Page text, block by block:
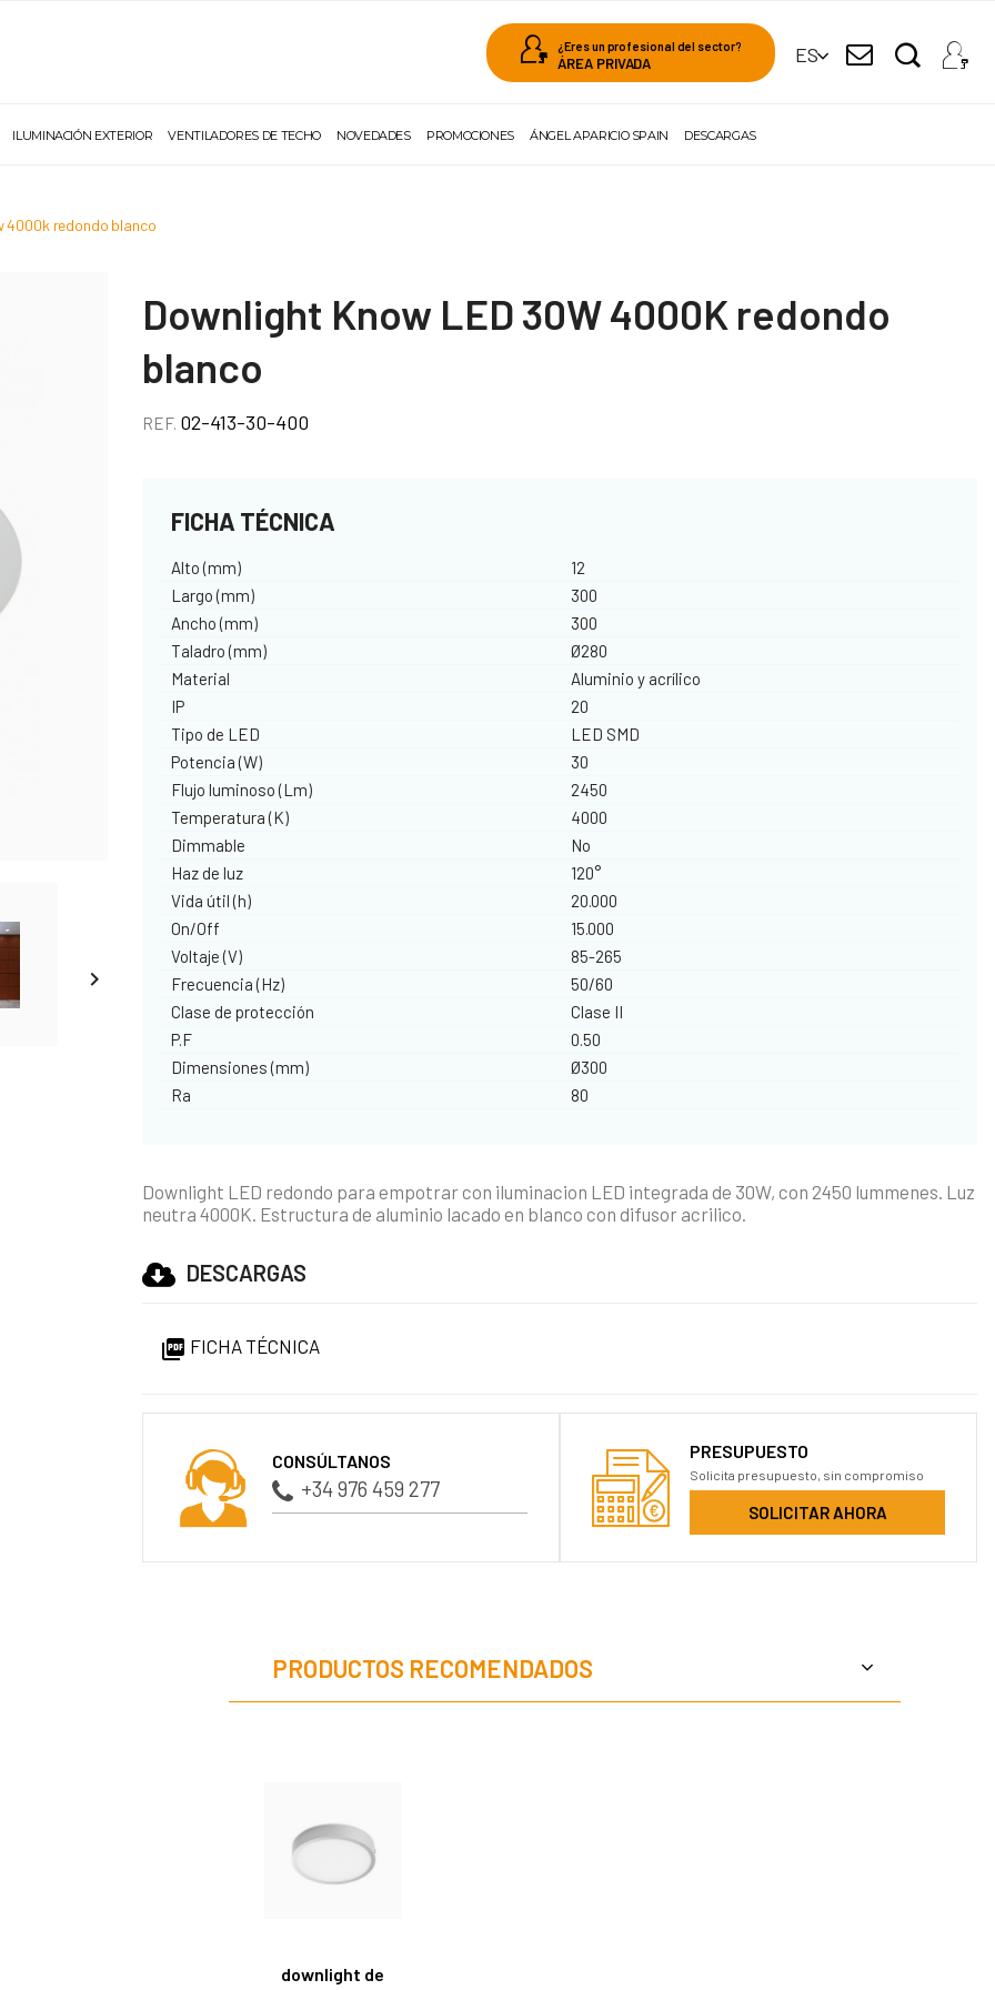
¿Eres un profesional del sector?
ÁREA PRIVADA ES
ILUMINACIÓN EXTERIOR VENTILADORES DE TECHO NOVEDADES PROMOCIONES ÁNGEL APARICIO SPAIN DESCARGAS
4000k redondo blanco

Downlight Know LED 30W 4000K redondo
blanco
REF. 02-413-30-400
FICHA TÉCNICA
Alto (mm)
12
Largo (mm)
300
Ancho (mm)
300
Taladro (mm)
Ø280
Material
Aluminio y acrílico
IP
20
Tipo de LED
LED SMD
Potencia (W)
30
Flujo luminoso (Lm)
2450
Temperatura (K)
4000
Dimmable
No
Haz de luz
120°
Vida útil (h)
20.000
On/Off
15.000
Voltaje (V)
85-265
Frecuencia (Hz)
50/60
Clase de protección
Clase II
P.F
0.50
Dimensiones (mm)
Ø300
Ra
80
Downlight LED redondo para empotrar con iluminacion LED integrada de 30W, con 2450 lummenes. Luz
neutra 4000K. Estructura de aluminio lacado en blanco con difusor acrilico.
DESCARGAS
 FICHA TÉCNICA
CONSÚLTANOS
+34 976 459 277
PRESUPUESTO
Solicita presupuesto, sin compromiso
SOLICITAR AHORA
PRODUCTOS RECOMENDADOS
downlight de